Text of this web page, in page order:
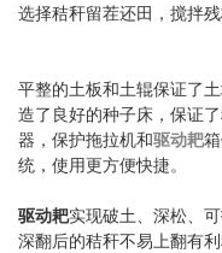
选择秸秆留茬还田，搅拌残
平整的土板和土辊保证了
造了良好的种子床，保证
器，保护拖拉机和驱动耙
统，使用更方便快捷。
驱动耙实现破土、深松、
深翻后的秸秆不易上翻有